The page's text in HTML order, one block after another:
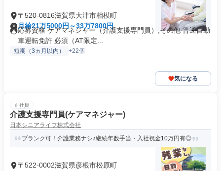
〒520-0816滋賀県大津市相模町
月給21万5000円～33万7800円
応募資格 ケアマネジャー（介護支援専門員）,その他 普通自動
車運転免許 必須（AT限定...
短期（3ヵ月以内） +22個
気になる
正社員
介護支援専門員(ケアマネジャー)
日本シニアライフ株式会社
ブランク可！介護業務ナシ♪継続年数手当・入社祝金10万円有◎
〒522-0002滋賀県彦根市松原町